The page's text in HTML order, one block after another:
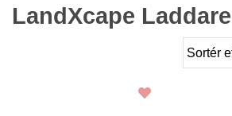
LandXcape Laddare